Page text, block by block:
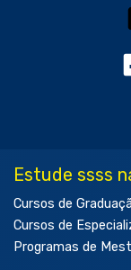
Estude ssss
Cursos de
Cursos de
Programas de